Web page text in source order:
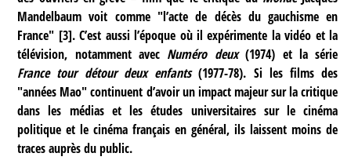
Mandelbaum voit comme "l’acte de décès du gauchisme en
France" [3]. C’est aussi l’époque où il expérimente la vidéo et la
télévision, notamment avec Numéro deux(1974) et la série
France tour détour deux enfants(1977-78). Si les films des
"années Mao" continuent d’avoir un impact majeur sur la critique
dans les médias et les études universitaires sur le cinéma
politique et le cinéma français en général, ils laissent moins de
traces auprès du public.